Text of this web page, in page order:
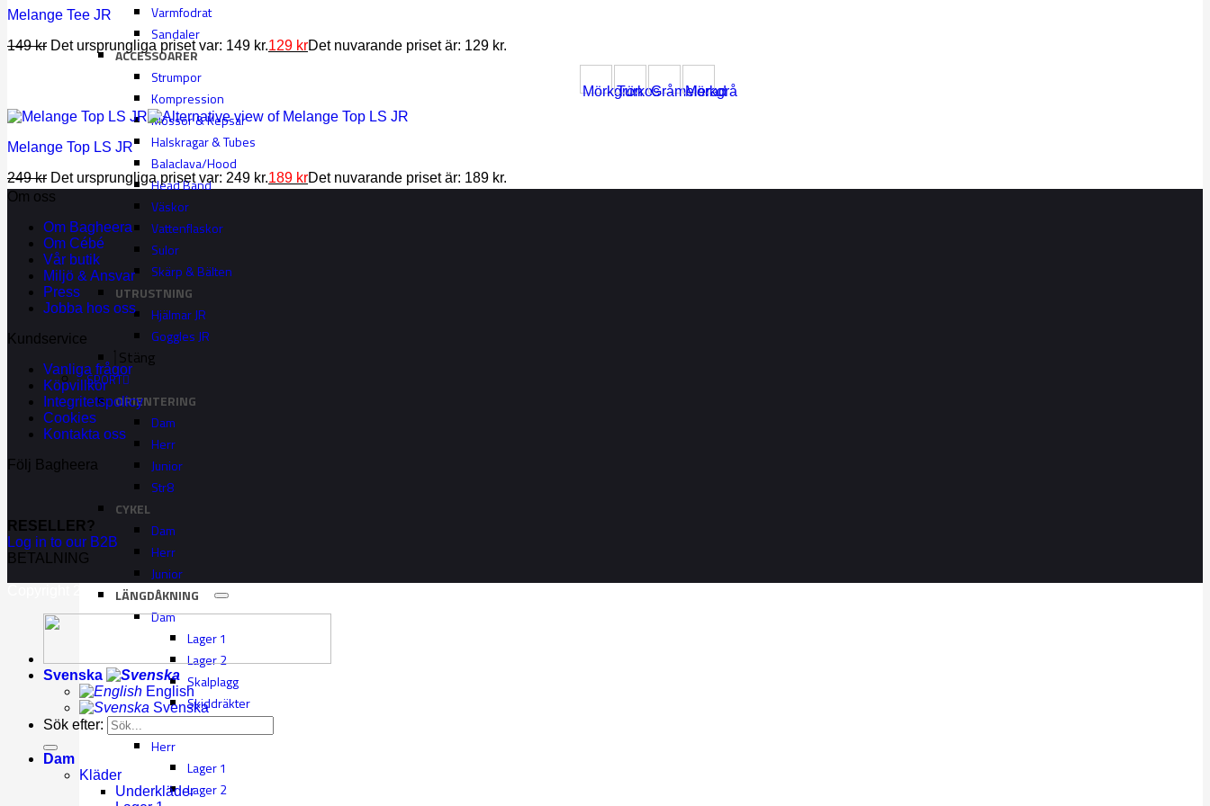
Varmfodrat
Sandaler
ACCESSOARER
Strumpor
Kompression
Mössor & Kepsar
Halskragar & Tubes
Balaclava/Hood
Head Band
Väskor
Vattenflaskor
Sulor
Skärp & Bälten
UTRUSTNING
Hjälmar JR
Goggles JR
Stäng
SPORT
ORIENTERING
Dam
Herr
Junior
Str8
CYKEL
Dam
Herr
Junior
LÄNGDÅKNING
Dam
Lager 1
Lager 2
Skalplagg
Skiddräkter
Herr
Lager 1
Lager 2
Melange Tee JR
149kr Det ursprungliga priset var: 149 kr.129 krDet nuvarande priset är: 129 kr.
Mörkgrön
TurkosGråmelerad
Mörkgrå
Melange Top LS JR
249kr Det ursprungliga priset var: 249 kr.189 krDet nuvarande priset är: 189 kr.
Om oss
Om Bagheera
Om Cébé
Vår butik
Miljö & Ansvar
Press
Jobba hos oss
Kundservice
Vanliga frågor
Köpvillkor
Integritetspolicy
Cookies
Kontakta oss
Följ Bagheera
RESELLER?
Log in to our B2B
BETALNING
Copyright 2026 © Bagheera AB
Svenska
English
Svenska
Sök efter:
Dam
Kläder
Underkläder